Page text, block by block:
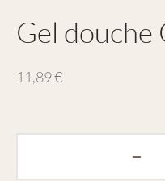
Gel douche
11,89€